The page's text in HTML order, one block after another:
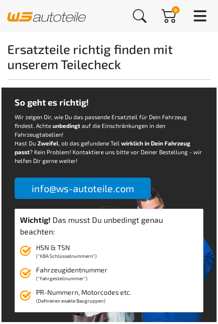
0
Ersatzteile richtig finden mit
unserem Teilecheck
So geht es richtig!
Wir zeigen Dir, wie Du das passende Ersatzteil für Dein Fahrzeug
findest. Achte unbedingt auf die Einschränkungen in den
Fahrzeugtabellen!
Hast Du Zweifel, ob das gefundene Teil wirklich in Dein Fahrzeug
passt? Kein Problem! Kontaktiere uns bitte vor Deiner Bestellung - wir
helfen Dir gerne weiter!
info@ws-autoteile.com
Wichtig! Das musst Du unbedingt genau
beachten:
HSN & TSN
("KBA Schlüsselnummern")
Fahrzeugidentnummer
("Fahrgestellnummer")
PR-Nummern, Motorcodes etc.
(Definieren exakte Baugruppen)